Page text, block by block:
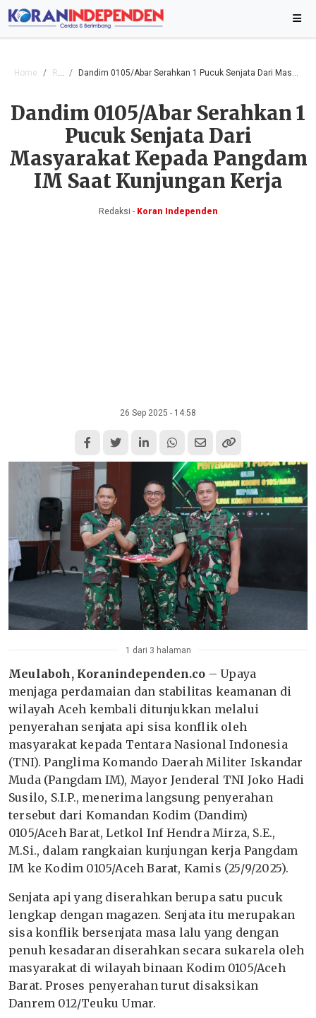
Home Resam Dandim 0105/Abar Serahkan 1 Pucuk Senjata Dari Masyarakat Kepada Pangdam IM Saat Kunjungan Kerja
Dandim 0105/Abar Serahkan 1
Pucuk Senjata Dari
Masyarakat Kepada Pangdam
IM Saat Kunjungan Kerja
Redaksi -Koran Independen
26 Sep 2025 - 14:58
1 dari 3 halaman
Meulaboh, Koranindependen.co – Upaya
menjaga perdamaian dan stabilitas keamanan di
wilayah Aceh kembali ditunjukkan melalui
penyerahan senjata api sisa konflik oleh
masyarakat kepada Tentara Nasional Indonesia
(TNI). Panglima Komando Daerah Militer Iskandar
Muda (Pangdam IM), Mayor Jenderal TNI Joko Hadi
Susilo, S.I.P., menerima langsung penyerahan
tersebut dari Komandan Kodim (Dandim)
0105/Aceh Barat, Letkol Inf Hendra Mirza, S.E.,
M.Si., dalam rangkaian kunjungan kerja Pangdam
IM ke Kodim 0105/Aceh Barat, Kamis (25/9/2025).
Senjata api yang diserahkan berupa satu pucuk
lengkap dengan magazen. Senjata itu merupakan
sisa konflik bersenjata masa lalu yang dengan
penuh kesadaran diserahkan secara sukarela oleh
masyarakat di wilayah binaan Kodim 0105/Aceh
Barat. Proses penyerahan turut disaksikan
Danrem 012/Teuku Umar.